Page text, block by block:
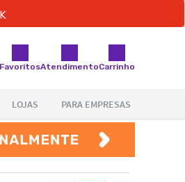
FavoritosAtendimentoCarrinho